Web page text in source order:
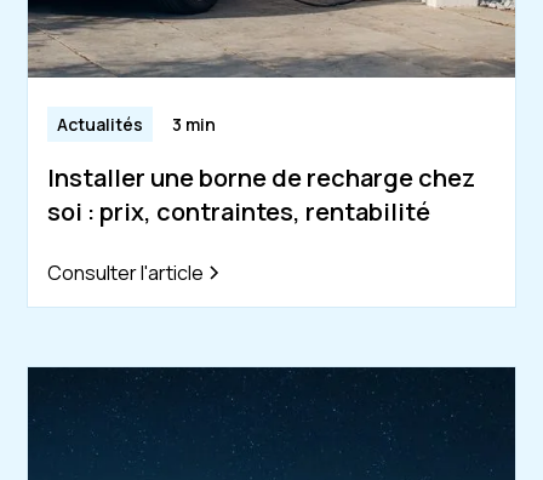
Actualités 3 min
Installer une borne de recharge chez
soi : prix, contraintes, rentabilité
Consulter l'article